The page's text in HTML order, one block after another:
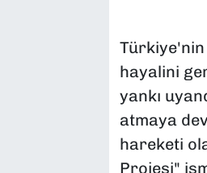
hayalini
yankı
atmaya
hareketi
Projesi"